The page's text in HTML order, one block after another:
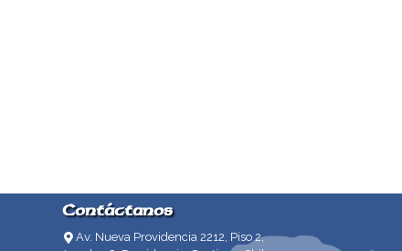
Contáctanos
Av. Nueva Providencia 2212, Piso 2,